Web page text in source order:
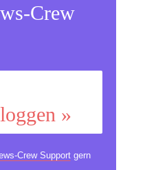
Crew
»
Crew Supportgern